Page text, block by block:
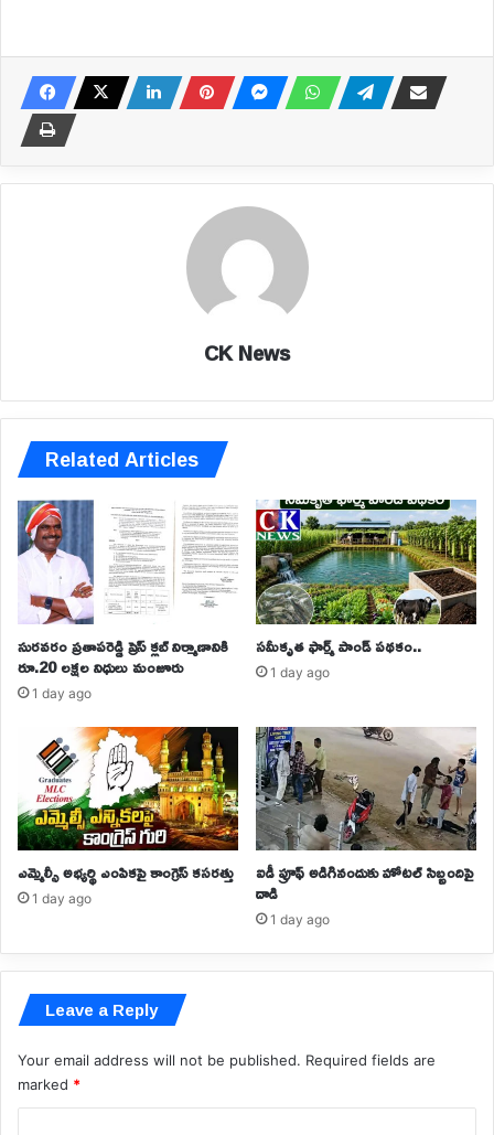
CK News
Related Articles
సురవరం ప్రతాపరెడ్డి ప్రెస్ క్లబ్ నిర్మాణానికి
రూ.20 లక్షల నిధులు మంజూరు
1 day ago
సమీకృత ఫార్మ్ పాండ్ పథకం..
1 day ago
ఎమ్మెల్సీ అభ్యర్థి ఎంపికపై కాంగ్రెస్ కసరత్తు
1 day ago
ఐడీ ప్రూఫ్ అడిగినందుకు హోటల్‌ సిబ్బందిపై
దాడి
1 day ago
Leave a Reply
Your email address will not be published. Required fields are
marked *